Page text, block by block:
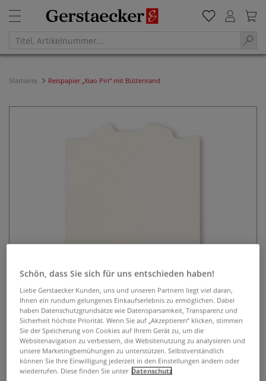
Startseite Reispapier „Xiao Pin“ mit Büttenrand
Reispapier „Xiao Pin“ mit
Schön, dass Sie sich für uns entschieden haben!
Liebe Gerstaecker Kunden, uns und unseren Partnern liegt viel daran,
Ihnen ein rundum gelungenes Einkaufserlebnis zu ermöglichen. Dabei
haben Datenschutzgrundsätze wie Datensparsamkeit, Transparenz und
Sicherheit höchste Priorität. Wenn Sie auf „Akzeptieren“ klicken, stimmen
Sie der Speicherung von Cookies auf Ihrem Gerät zu, um die
Websitenavigation zu verbessern, die Websitenutzung zu analysieren und
unsere Marketingbemühungen zu unterstützen. Selbstverständlich
können Sie Ihre Einwilligung jederzeit in den Einstellungen ändern oder
wiederrufen. Diese finden Sie unter Datenschutz